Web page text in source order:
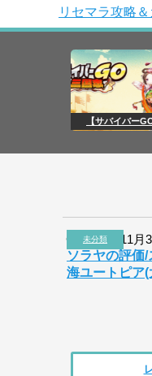
リセマラ攻略
【サバイバー
未分類
2018年11月
ソラヤの評価
海ユートピア(